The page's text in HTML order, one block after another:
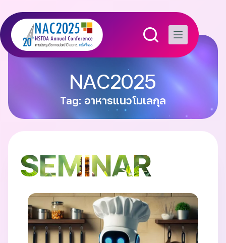
NAC2025
Tag: อาหารแนวโมเลกุล
SEMINAR